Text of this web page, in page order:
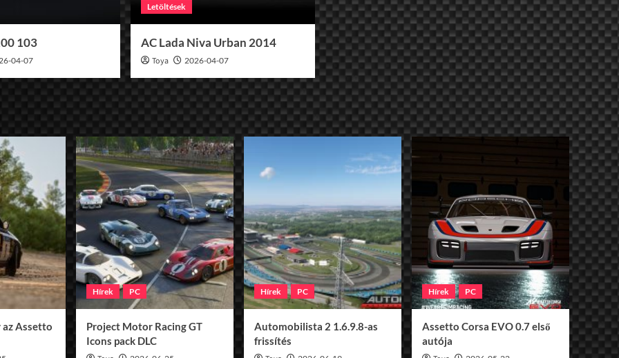
103
04-07
Letöltések
AC Lada Niva Urban 2014
Toya 2026-04-07
az Assetto
Hírek PC
Project Motor Racing GT
Icons pack DLC
Hírek PC
Automobilista 2 1.6.9.8-as
frissítés
Hírek PC
Assetto Corsa EVO 0.7 első
autója